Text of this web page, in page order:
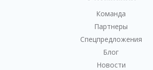
Команда
Партнеры
Спецпредложения
Блог
Новости